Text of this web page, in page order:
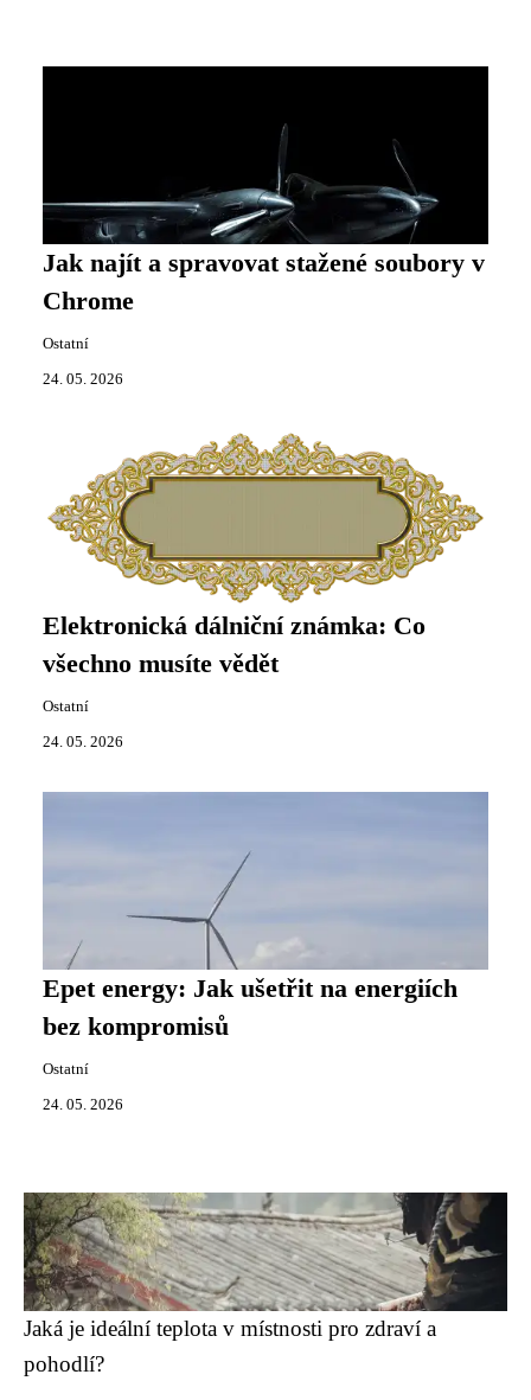
Jak najít a spravovat stažené soubory v
Chrome
Ostatní
24. 05. 2026
Elektronická dálniční známka: Co
všechno musíte vědět
Ostatní
24. 05. 2026
Epet energy: Jak ušetřit na energiích
bez kompromisů
Ostatní
24. 05. 2026
Jaká je ideální teplota v místnosti pro zdraví a
pohodlí?